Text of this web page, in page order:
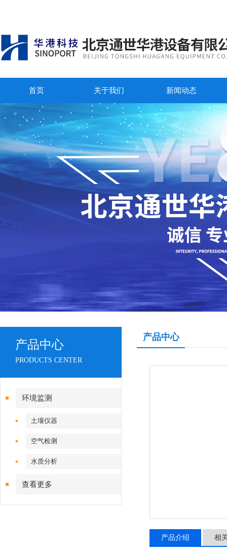
首页 关于我们 新闻动态
产品中心
PRODUCTS CENTER
环境监测
土壤仪器
空气检测
水质分析
查看更多
产品中心
产品介绍 相